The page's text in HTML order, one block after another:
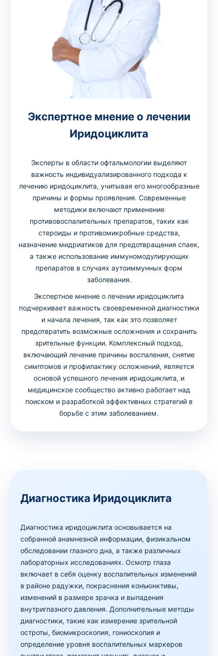
Экспертное мнение о лечении
Иридоциклита
Эксперты в области офтальмологии выделяют
важность индивидуализированного подхода к
лечению иридоциклита, учитывая его многообразные
причины и формы проявления. Современные
методики включают применение
противовоспалительных препаратов, таких как
стероиды и противомикробные средства,
назначение мидриатиков для предотвращения спаек,
а также использование иммуномодулирующих
препаратов в случаях аутоиммунных форм
заболевания.
Экспертное мнение о лечении иридоциклита
подчеркивает важность своевременной диагностики
и начала лечения, так как это позволяет
предотвратить возможные осложнения и сохранить
зрительные функции. Комплексный подход,
включающий лечение причины воспаления, снятие
симптомов и профилактику осложнений, является
основой успешного лечения иридоциклита, и
медицинское сообщество активно работает над
поиском и разработкой эффективных стратегий в
борьбе с этим заболеванием.
Диагностика Иридоциклита
Диагностика иридоциклита основывается на
собранной анамнезной информации, физикальном
обследовании глазного дна, а также различных
лабораторных исследованиях. Осмотр глаза
включает в себя оценку воспалительных изменений
в районе радужки, покраснения конъюнктивы,
изменений в размере зрачка и выпадения
внутриглазного давления. Дополнительные методы
диагностики, такие как измерение зрительной
остроты, биомикроскопия, гониоскопия и
определение уровня воспалительных маркеров